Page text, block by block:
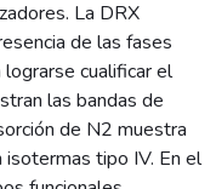
La DRX
de las fases
cualificar el
las bandas de
de N2 muestra
tipo IV. En el